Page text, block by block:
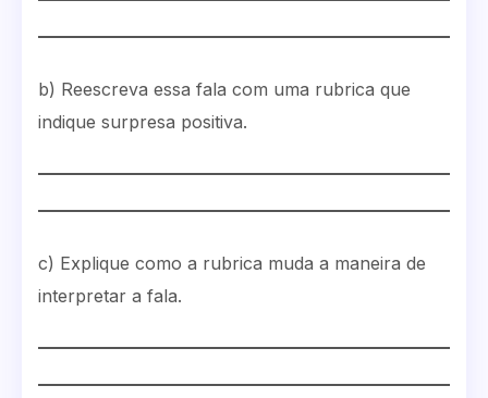
b) Reescreva essa fala com uma rubrica que
indique surpresa positiva.
c) Explique como a rubrica muda a maneira de
interpretar a fala.